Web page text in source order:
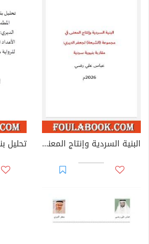
البنية السردية وإنتاج المعنى في مجموعة «السبعة» لجعفر الديري: مقاربة بنيوية سردية